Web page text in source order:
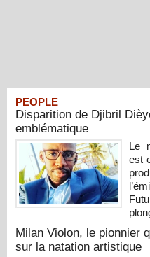
PEOPLE
Disparition de Djibril
emblématique
Le
est
Milan Violon, le pionnier
sur la natation artistique